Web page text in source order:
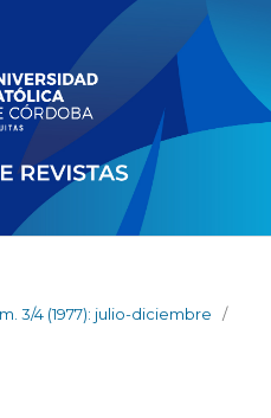
3/4 (1977): julio-diciembre
/